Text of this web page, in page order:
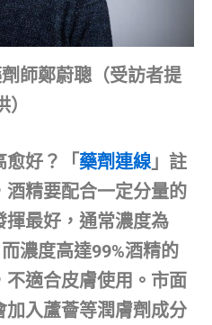
劑師鄭蔚聰（受訪者提
）
好？「藥劑連線」註
精要配合一定分量的
揮最好，通常濃度為
濃度高達99%酒精的
適合皮膚使用。市面
入蘆薈等潤膚劑成分